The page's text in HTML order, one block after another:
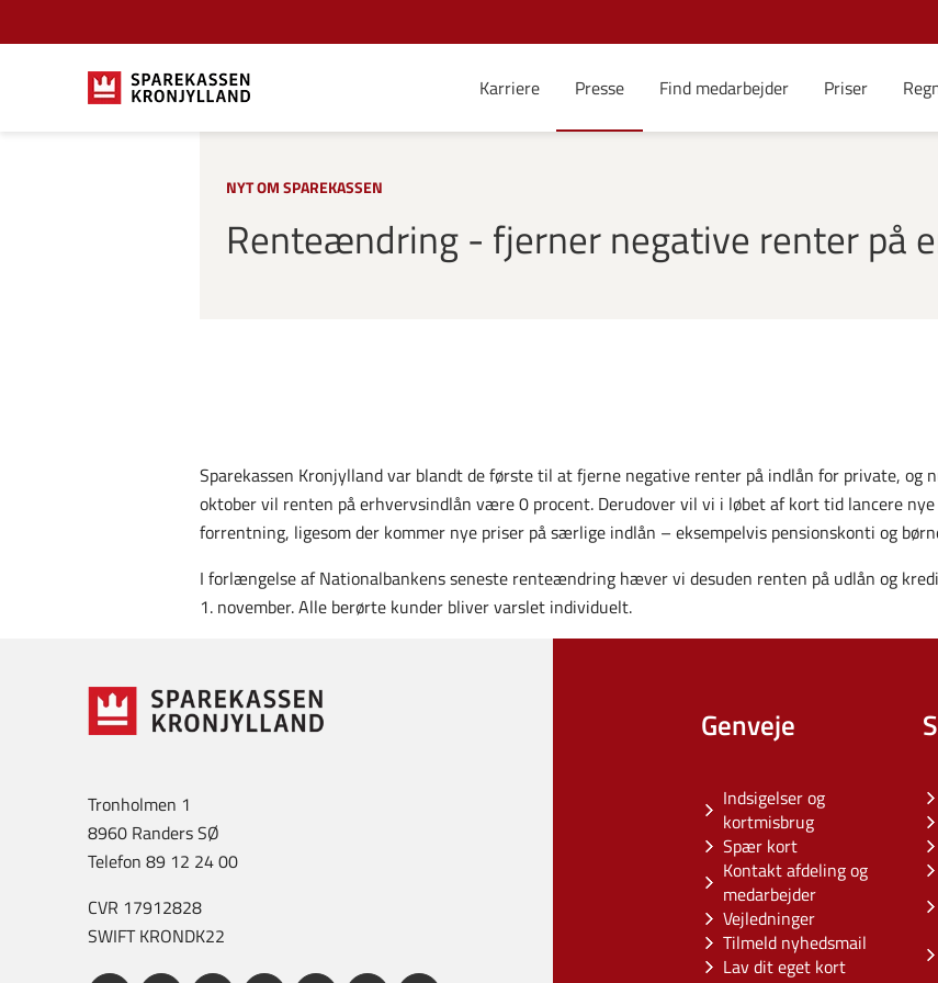
Karriere Presse Find medarbejder Priser
NYT OM SPAREKASSEN
Renteændring - fjerner negative renter på
Sparekassen Kronjylland var blandt de første til at fjerne negative renter på indlån for private, og
oktober vil renten på erhvervsindlån være 0 procent. Derudover vil vi i løbet af kort tid lancere
forrentning, ligesom der kommer nye priser på særlige indlån – eksempelvis pensionskonti og
I forlængelse af Nationalbankens seneste renteændring hæver vi desuden renten på udlån og
1. november. Alle berørte kunder bliver varslet individuelt.
Genveje
Indsigelser og
kortmisbrug
Spær kort
Kontakt afdeling og
medarbejder
Vejledninger
Tilmeld nyhedsmail
Lav dit eget kort
Tronholmen 1
8960 Randers SØ
Telefon 89 12 24 00
CVR 17912828
SWIFT KRONDK22